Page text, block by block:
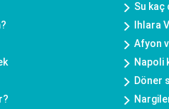
Su kaç
Ihlara
Afyon
Napoli
Döner